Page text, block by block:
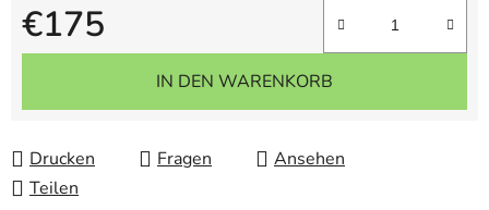
€175
Verkaufspreis:
IN DEN WARENKORB
Drucken Fragen
Ansehen
Teilen